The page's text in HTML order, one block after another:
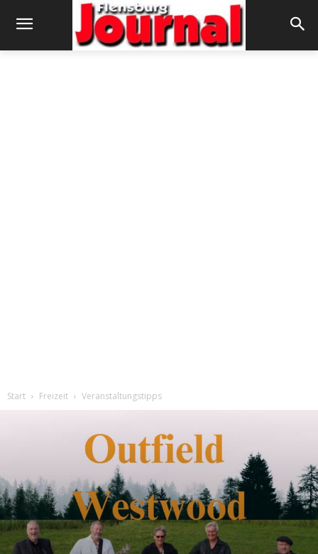
Start Freizeit Veranstaltungstipps